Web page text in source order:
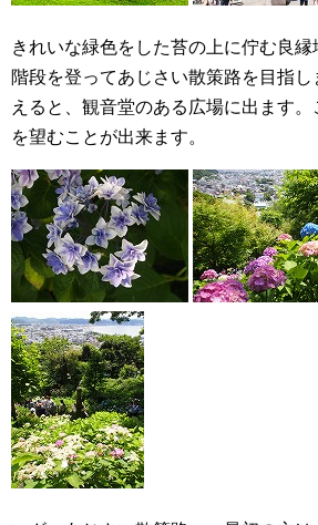
きれいな緑色をした苔の上に佇む良縁
階段を登ってあじさい散策路を目指
えると、観音堂のある広場に出ます
を望むことが出来ます。